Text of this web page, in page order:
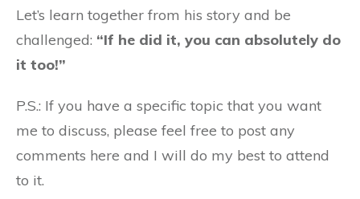
Let’s learn together from his story and be
challenged: “If he did it, you can absolutely do
it too!”
P.S.: If you have a specific topic that you want
me to discuss, please feel free to post any
comments here and I will do my best to attend
to it.